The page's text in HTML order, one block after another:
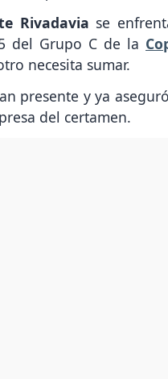
Rivadavia se
del Grupo C de la
necesita sumar.
presente y ya
del certamen.